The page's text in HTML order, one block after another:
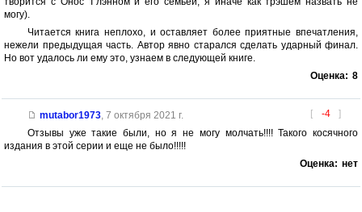
могу).
Читается книга неплохо, и оставляет более приятные впечатления,
нежели предыдущая часть. Автор явно старался сделать ударный финал.
Но вот удалось ли ему это, узнаем в следующей книге.
Оценка: 8
[ -4 ]
mutabor1973, 7 октября 2021 г.
Отзывы уже такие были, но я не могу молчать!!!! Такого косячного
издания в этой серии и еще не было!!!!!
Оценка: нет